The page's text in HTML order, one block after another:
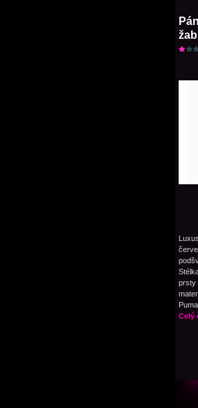
prsty
Celý